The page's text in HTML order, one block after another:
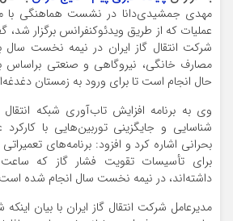
مهدی جمشیدی‌دانا در نشست هماهنگی با
عملیات که از طریق ویدئوکنفرانس برگزار شد،
شرکت انتقال گاز ایران در نیمه نخست سال
مصارف خانگی، نیروگاهی و صنعتی براساس
حال انجام است تا برای ورود به زمستان
وی به برنامه افزایش تاب‌آوری شبکه
شناسایی و جایگزینی توربین‌هایی با
بحرانی اشاره کرد و افزود: برنامه‌های
برای تأسیسات تقویت فشار گاز که ساعت
داشته‌اند، در نیمه نخست سال انجام شده
مدیرعامل شرکت انتقال گاز ایران با بیان